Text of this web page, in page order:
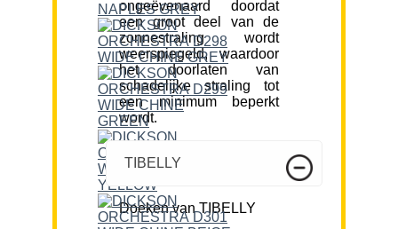
ongeëvenaard doordat
een groot deel van de
zonnestraling wordt
weerspiegeld, waardoor
het doorlaten van
schadelijke straling tot
een minimum beperkt
wordt.
TIBELLY
Doeken van TIBELLY